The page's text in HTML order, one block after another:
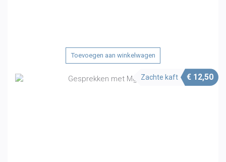
Toevoegen aan winkelwagen
Zachte kaft € 12,50